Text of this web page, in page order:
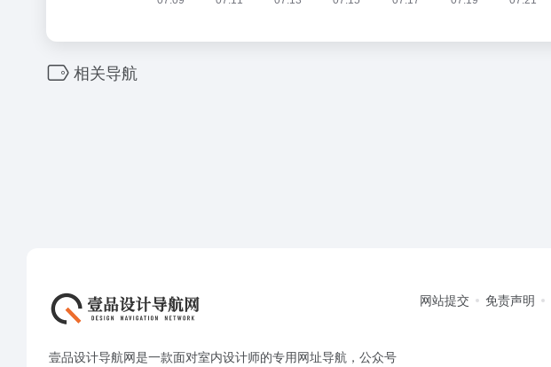
相关导航
壹品设计导航网是一款面对室内设计师的专用网址导航，公众号
网站提交 免责声明